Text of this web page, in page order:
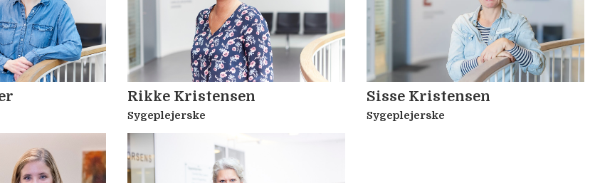
Rikke Kristensen
Sygeplejerske
Sisse Kristensen
Sygeplejerske